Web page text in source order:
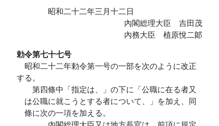
昭和二十二年三月十二日
內閣総理大臣 吉田茂
內務大臣 植原悅二郞
勅令第七十七号
昭和二十二年勅令第一号の一部を次のように改正
する。
第四條中「指定は、」の下に「公職に在る者又
は公職に就こうとする者について、」を加え、同
條に次の一項を加える。